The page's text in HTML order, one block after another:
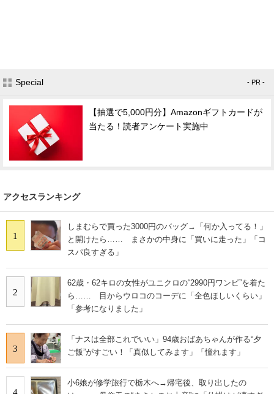
Special - PR -
【抽選で5,000円分】Amazonギフトカードが
当たる！読者アンケート実施中
アクセスランキング
1
しまむらで買った3000円のバッグ→「何か入ってる！」
と開けたら…… まさかの中身に「買いに走った」「コ
スパ良すぎる」
2
62歳・62キロの女性がユニクロの“2990円ワンピ”を着た
ら…… 目からウロコのコーデに「全色ほしいくらい」
「参考になりました」
3
「ナスは全部これでいい」94歳おばあちゃんが作る“夕
ご飯”がすごい！「真似してみます」「憧れます」
4
小6娘が修学旅行で栃木へ→帰宅後、取り出したの